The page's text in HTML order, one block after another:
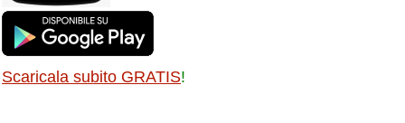
Scaricala subito GRATIS!